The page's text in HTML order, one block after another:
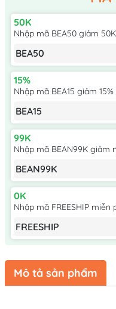
50K
Nhập mã BEA50 giảm
BEA50
15%
Nhập mã BEA15 giảm
BEA15
99K
Nhập mã BEAN99K giảm
BEAN99K
0K
Nhập mã FREESHIP miễn
FREESHIP
Mô tả sản phẩm